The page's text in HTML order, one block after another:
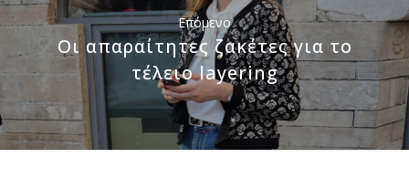
Επόμενο
Οι απαραίτητες ζακέτες για το
τέλειο layering